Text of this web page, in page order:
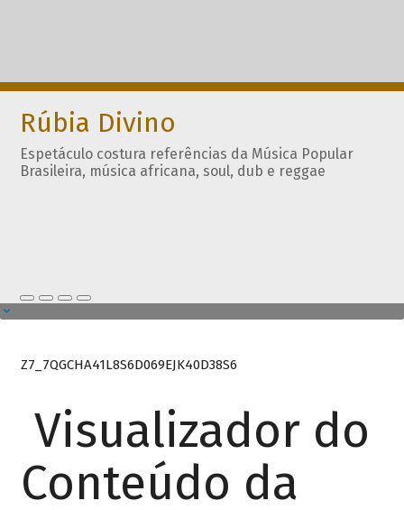
Rúbia Divino
Espetáculo costura referências da Música Popular
Brasileira, música africana, soul, dub e reggae
Z7_7QGCHA41L8S6D069EJK40D38S6
Visualizador do
Conteúdo da